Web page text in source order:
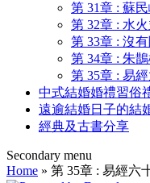
第 31章 : 蘇
第 32章 : 水
第 33章 : 沒
第 34章 : 朱
第 35章 : 易
中式結婚婚禮習俗
遠逾結婚日子的結
經典及古書分享
Secondary menu
Home » 第 35章 : 易經六